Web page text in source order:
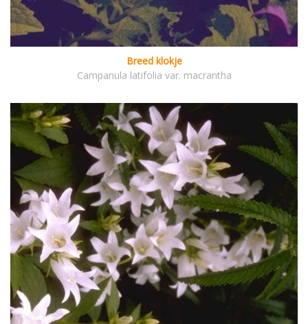
Breed klokje
Campanula latifolia var. macrantha